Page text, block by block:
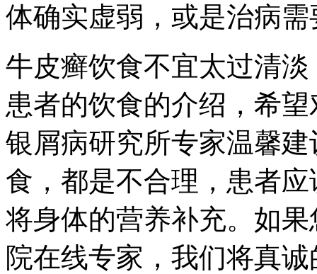
体确实虚弱，或是治病
牛皮癣饮食不宜太过清
患者的饮食的介绍，希
银屑病研究所专家温馨
食，都是不合理，患者
将身体的营养补充。如
院在线专家，我们将真